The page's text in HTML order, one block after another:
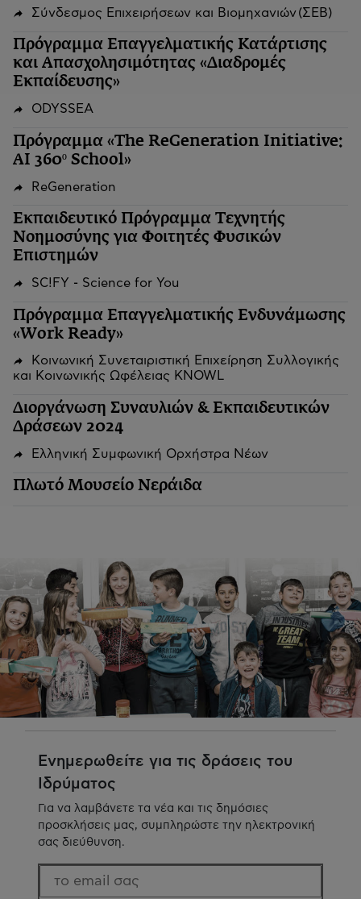
Σύνδεσμος Επιχειρήσεων και Βιομηχανιών (ΣΕΒ)
Πρόγραμμα Επαγγελματικής Κατάρτισης
και Απασχολησιμότητας «Διαδρομές
Εκπαίδευσης»
ODYSSEA
Πρόγραμμα «The ReGeneration Initiative:
AI 360º School»
ReGeneration
Εκπαιδευτικό Πρόγραμμα Τεχνητής
Νοημοσύνης για Φοιτητές Φυσικών
Επιστημών
SC!FY - Science for You
Πρόγραμμα Επαγγελματικής Ενδυνάμωσης
«Work Ready»
Κοινωνική Συνεταιριστική Επιχείρηση Συλλογικής
και Κοινωνικής Ωφέλειας KNOWL
Διοργάνωση Συναυλιών & Εκπαιδευτικών
Δράσεων 2024
Ελληνική Συμφωνική Ορχήστρα Νέων
Πλωτό Μουσείο Νεράιδα
Ενημερωθείτε για τις δράσεις του
Ιδρύματος
Για να λαμβάνετε τα νέα και τις δημόσιες
προσκλήσεις μας, συμπληρώστε την ηλεκτρονική
σας διεύθυνση.